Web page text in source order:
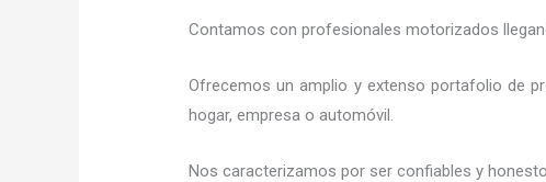
Contamos con profesionales motorizados
Ofrecemos un amplio y extenso portafolio de
hogar, empresa o automóvil.
Nos caracterizamos por ser confiables y